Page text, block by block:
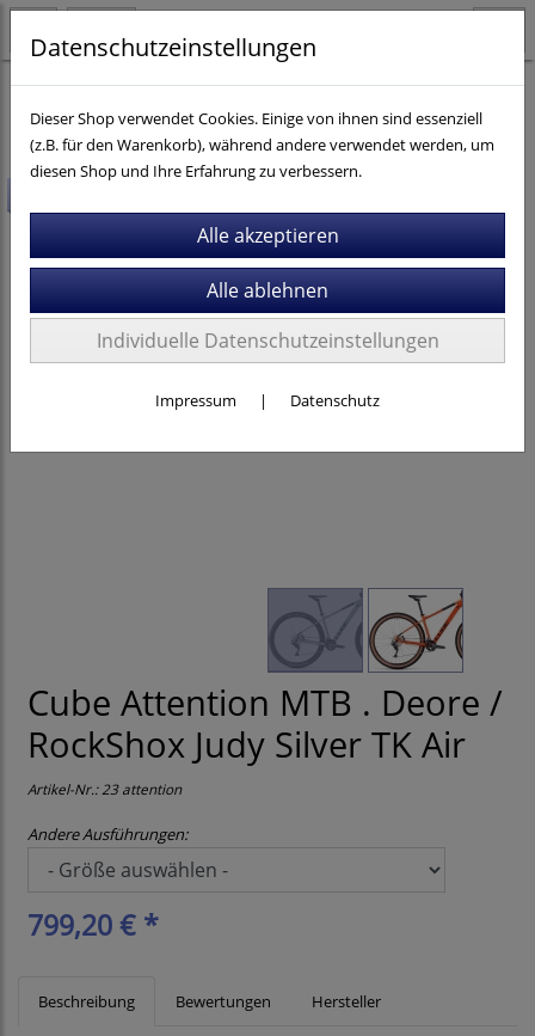
Fahrräder
Cube Attention MTB . Deore /
RockShox Judy Silver TK Air
Artikel-Nr.:23 attention
Andere Ausführungen:
799,20 € *
Beschreibung Bewertungen Hersteller
Datenschutzeinstellungen
Dieser Shop verwendet Cookies. Einige von ihnen sind essenziell
(z.B. für den Warenkorb), während andere verwendet werden, um
diesen Shop und Ihre Erfahrung zu verbessern.
Individuelle Datenschutzeinstellungen
Impressum | Datenschutz